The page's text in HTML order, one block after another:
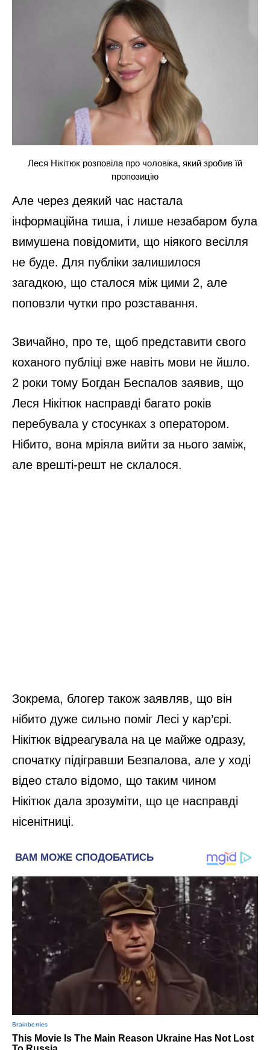
Леся Нікітюк розповіла про чоловіка, який зробив їй
пропозицію
Але через деякий час настала
інформаційна тиша, і лише незабаром була
вимушена повідомити, що ніякого весілля
не буде. Для публіки залишилося
загадкою, що сталося між цими 2, але
поповзли чутки про розставання.
Звичайно, про те, щоб представити свого
коханого публіці вже навіть мови не йшло.
2 роки тому Богдан Беспалов заявив, що
Леся Нікітюк насправді багато років
перебувала у стосунках з оператором.
Нібито, вона мріяла вийти за нього заміж,
але врешті-решт не склалося.
Зокрема, блогер також заявляв, що він
нібито дуже сильно поміг Лесі у кар’єрі.
Нікітюк відреагувала на це майже одразу,
спочатку підігравши Безпалова, але у ході
відео стало відомо, що таким чином
Нікітюк дала зрозуміти, що це насправді
нісенітниці.